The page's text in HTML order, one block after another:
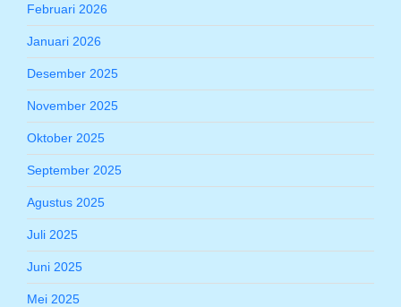
Februari 2026
Januari 2026
Desember 2025
November 2025
Oktober 2025
September 2025
Agustus 2025
Juli 2025
Juni 2025
Mei 2025